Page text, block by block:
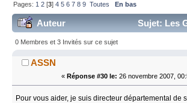
Pages: 1 2 [3]4 5 6 7 8 9 Toutes En bas
Auteur
Sujet: Les
& Feux de pénétration, Avertisseurs
2 couleurs (bleu & orange). (Lu 324900
0 Membres et 3 Invités sur ce sujet
ASSN
« Réponse #30 le: 26 novembre 2007,
Pour vous aider, je suis directeur départemental de